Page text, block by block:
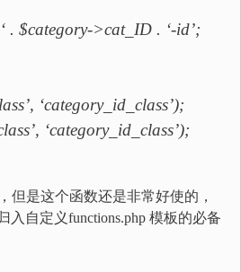
. $category->cat_ID . ‘-id’;
‘category_id_class’);
‘category_id_class’);
但是这个函数还是非常好使的，
入自定义functions.php 模板的必备